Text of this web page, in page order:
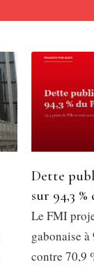
Dette
sur 94,3
Le FMI
gabonaise
contre 70,9